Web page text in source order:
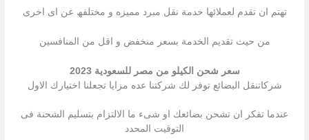
تھتم ان تقدم لعملائھا خدمة نقل مبرد ممیزه و مختلفھ عن اى اخرى
من حیث تقدیم الخدمة بسعر منخفض و اقل من المنافسین
سعر شحن الكيلو من مصر للسعودية 2023
شركاتنقل البضائع توفر لك شركتنا عده مزایا تجعلنا اختیارك الاول
عندما تفكر ان تشحن بضائعك او شىء ما الالتزام بتسلیم الشحنة فى
التوقیت المحدد